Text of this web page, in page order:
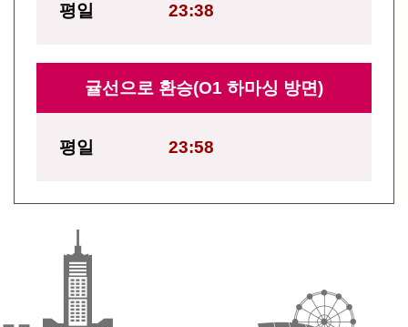
평일 23:38
귤선으로 환승(O1 하마싱 방면)
평일 23:58